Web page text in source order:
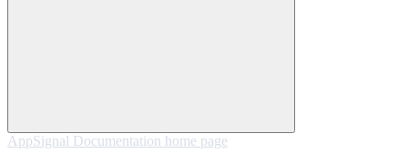
AppSignal Documentation home page